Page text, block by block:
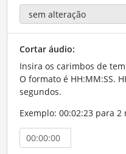
Cortar áudio:
Insira os carimbos de
O formato é HH:MM:SS.
segundos.
Exemplo: 00:02:23 para